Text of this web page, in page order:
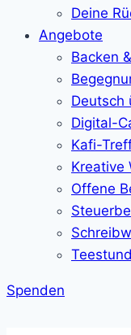
Deine
Angebote
Backen
Deutsch
Digital-
Kafi-
Kreative
Offene
Spenden